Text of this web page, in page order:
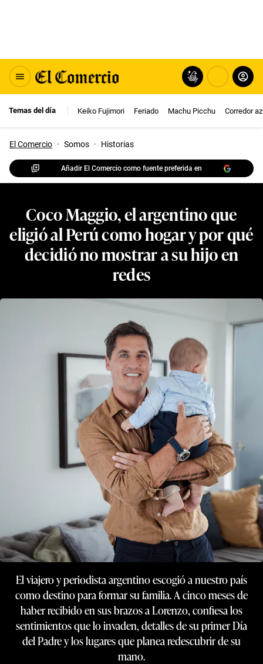
Temas del día Keiko Fujimori Feriado Machu Picchu Corredor
El Comercio · Somos · Historias
Añadir El Comercio como fuente preferida en
Coco Maggio, el argentino que
eligió al Perú como hogar y por qué
decidió no mostrar a su hijo en
redes
El viajero y periodista argentino escogió a nuestro país
como destino para formar su familia. A cinco meses de
haber recibido en sus brazos a Lorenzo, confiesa los
sentimientos que lo invaden, detalles de su primer Día
del Padre y los lugares que planea redescubrir de su
mano.